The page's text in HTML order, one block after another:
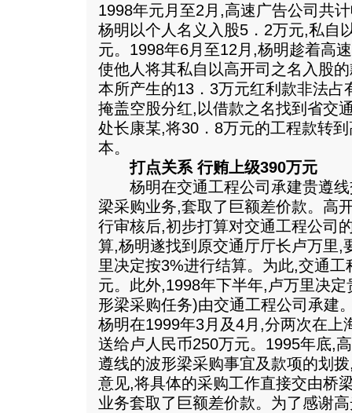
1998年元月至2月,高速广告公司共
杨明以个人名义入股5．2万元,私自
元。1998年6月至12月,杨明趁着高
使他人将其私自以高开司之名入股
本所产生的13．3万元红利款非法占
掩盖空股分红,以借款之名找到省交
处长康某,将30．8万元的工程款转
本。
打点关系 行贿上级390万元
杨明在交通工程公司承建贵遵线
梁采购业务,套取了巨额差价款。高
行审核后,初步打算对交通工程公司
算,杨明遂找到原交通厅厅长卢万里,
里决定按3%进行结算。为此,交通
元。此外,1998年下半年,卢万里决
形梁采购任务)由交通工程公司承建
杨明在1999年3月及4月,分两次在上
送给卢人民币250万元。1995年底,
遵线的波形梁采购事宜及款项的划
意见,将具体的采购工作直接交由桥
业务套取了巨额差价款。为了感谢